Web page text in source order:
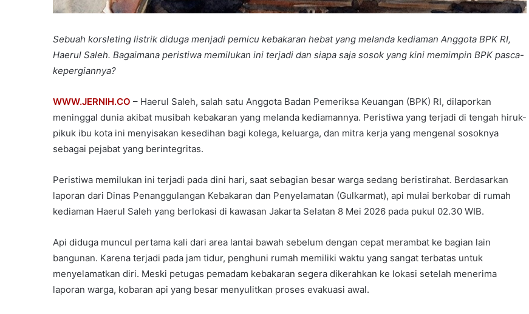
Sebuah korsleting listrik diduga menjadi pemicu kebakaran hebat yang melanda kediaman Anggota BPK RI,
Haerul Saleh. Bagaimana peristiwa memilukan ini terjadi dan siapa saja sosok yang kini memimpin BPK pasca-
kepergiannya?
WWW.JERNIH.CO – Haerul Saleh, salah satu Anggota Badan Pemeriksa Keuangan (BPK) RI, dilaporkan
meninggal dunia akibat musibah kebakaran yang melanda kediamannya. Peristiwa yang terjadi di tengah hiruk-
pikuk ibu kota ini menyisakan kesedihan bagi kolega, keluarga, dan mitra kerja yang mengenal sosoknya
sebagai pejabat yang berintegritas.
Peristiwa memilukan ini terjadi pada dini hari, saat sebagian besar warga sedang beristirahat. Berdasarkan
laporan dari Dinas Penanggulangan Kebakaran dan Penyelamatan (Gulkarmat), api mulai berkobar di rumah
kediaman Haerul Saleh yang berlokasi di kawasan Jakarta Selatan 8 Mei 2026 pada pukul 02.30 WIB.
Api diduga muncul pertama kali dari area lantai bawah sebelum dengan cepat merambat ke bagian lain
bangunan. Karena terjadi pada jam tidur, penghuni rumah memiliki waktu yang sangat terbatas untuk
menyelamatkan diri. Meski petugas pemadam kebakaran segera dikerahkan ke lokasi setelah menerima
laporan warga, kobaran api yang besar menyulitkan proses evakuasi awal.